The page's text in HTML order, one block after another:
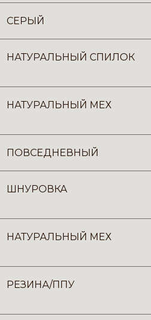
СЕРЫЙ
НАТУРАЛЬНЫЙ СПИЛОК
НАТУРАЛЬНЫЙ МЕХ
ПОВСЕДНЕВНЫЙ
ШНУРОВКА
НАТУРАЛЬНЫЙ МЕХ
РЕЗИНА/ППУ